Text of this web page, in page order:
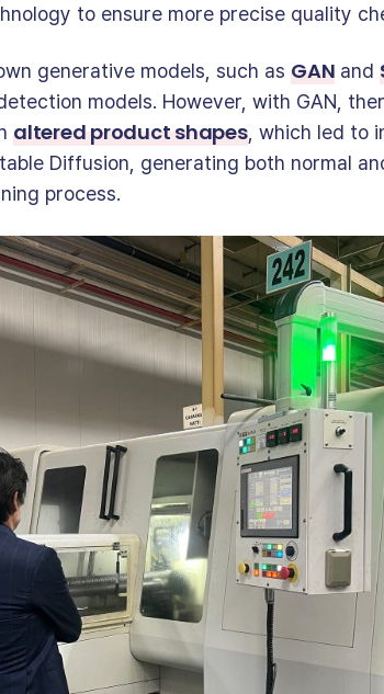
to ensure more precise quality
generative models, such as GAN and
models. However, with GAN,
altered product shapes, which led to
Diffusion, generating both normal
process.